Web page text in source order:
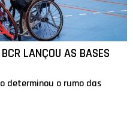
LANÇOU AS BASES
determinou o rumo das